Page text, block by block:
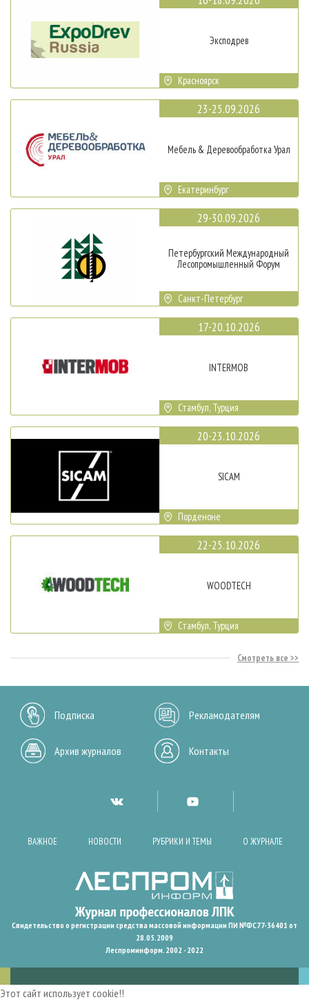
Эксподрев
Красноярск
23-25.09.2026
Мебель & Деревообработка Урал
Екатеринбург
29-30.09.2026
Петербургский Международный
Лесопромышленный Форум
Санкт-Петербург
17-20.10.2026
INTERMOB
Стамбул, Турция
20-23.10.2026
SICAM
Порденоне
22-25.10.2026
WOODTECH
Стамбул, Турция
Смотреть все
Подписка Рекламодателям
Архив журналов Контакты
ВАЖНОЕ НОВОСТИ РУБРИКИ И ТЕМЫ О ЖУРНАЛЕ
Свидетельство о регистрации средства массовой информации ПИ №ФС77-36401 от
28.05.2009
Леспроминформ. 2002 - 2022
Этот сайт использует cookie!!